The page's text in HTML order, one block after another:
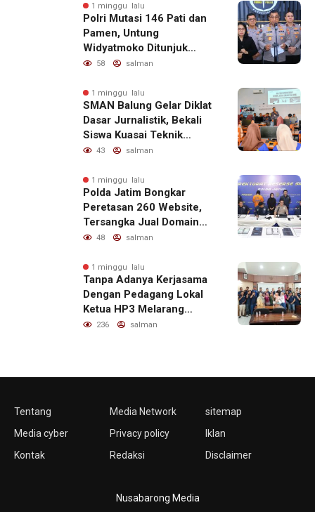
1 minggu lalu
Polri Mutasi 146 Pati dan
Pamen, Untung
Widyatmoko Ditunjuk
sebagai Kadivhubinter
58 salman
1 minggu lalu
SMAN Balung Gelar Diklat
Dasar Jurnalistik, Bekali
Siswa Kuasai Teknik
Menulis Berita yang
43 salman
1 minggu lalu
Polda Jatim Bongkar
Peretasan 260 Website,
Tersangka Jual Domain
untuk Promosi Judi Online
48 salman
1 minggu lalu
Tanpa Adanya Kerjasama
Dengan Pedagang Lokal
Ketua HP3 Melarang
Aktifitas Pedagang Ikan
236 salman
Tentang
Media cyber
Kontak
Media Network
Privacy policy
Redaksi
sitemap
Iklan
Disclaimer
Nusabarong Media